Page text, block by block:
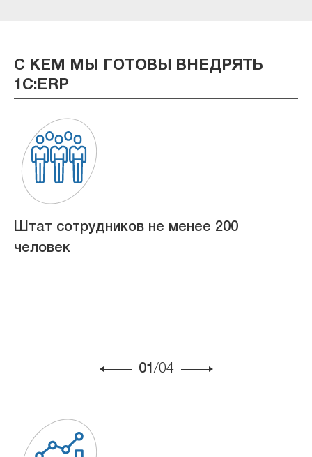
С КЕМ МЫ ГОТОВЫ ВНЕДРЯТЬ
1С:ERP
Штат сотрудников не менее 200
человек
01 /04